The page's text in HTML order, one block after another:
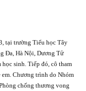
tại trường Tiểu học Tây
Đa, Hà Nội, Dương Tử
học sinh. Tiếp đó, cô tham
Chương trình do Nhóm
chống thương vong